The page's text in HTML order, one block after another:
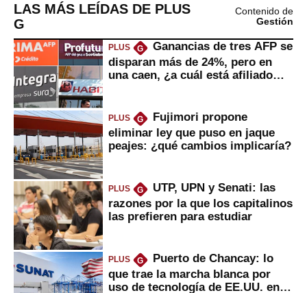
LAS MÁS LEÍDAS DE PLUS
G
Contenido de
Gestión
PLUS G
Ganancias de tres AFP se
disparan más de 24%, pero en
una caen, ¿a cuál está afiliado
PLUS G
Fujimori propone
eliminar ley que puso en jaque
peajes: ¿qué cambios implicaría?
PLUS G
UTP, UPN y Senati: las
razones por la que los capitalinos
las prefieren para estudiar
PLUS G
Puerto de Chancay: lo
que trae la marcha blanca por
uso de tecnología de EE.UU. en